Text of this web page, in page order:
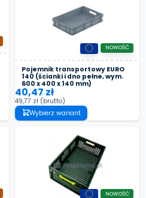
Pojemnik transportowy EURO
140 (ścianki i dno pełne, wym.
600 x 400 x 140 mm)
NOWOŚĆ
40,47 zł
49,77 zł (brutto)
Wybierz wariant
NOWOŚĆ